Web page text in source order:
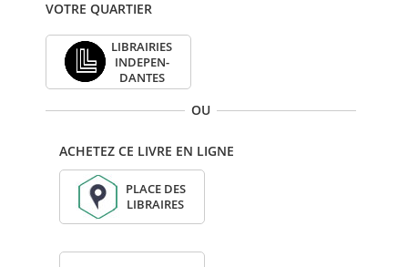
VOTRE QUARTIER
LIBRAI­RIES
INDE­PEN­
DANTES
OU
ACHETEZ CE LIVRE EN LIGNE
PLACE DES
LIBRAIRES